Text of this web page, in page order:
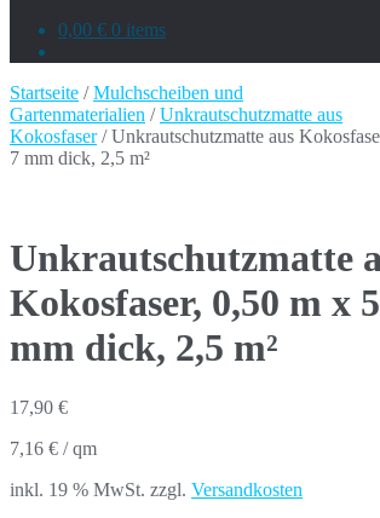
0,00 € 0 items
Startseite /Mulchscheiben und
Gartenmaterialien /Unkrautschutzmatte aus
Kokosfaser/ Unkrautschutzmatte aus
7 mm dick, 2,5 m²
Unkrautschutzmatte
Kokosfaser, 0,50 m x
mm dick, 2,5 m²
17,90 €
7,16 € /qm
inkl. 19 % MwSt. zzgl. Versandkosten